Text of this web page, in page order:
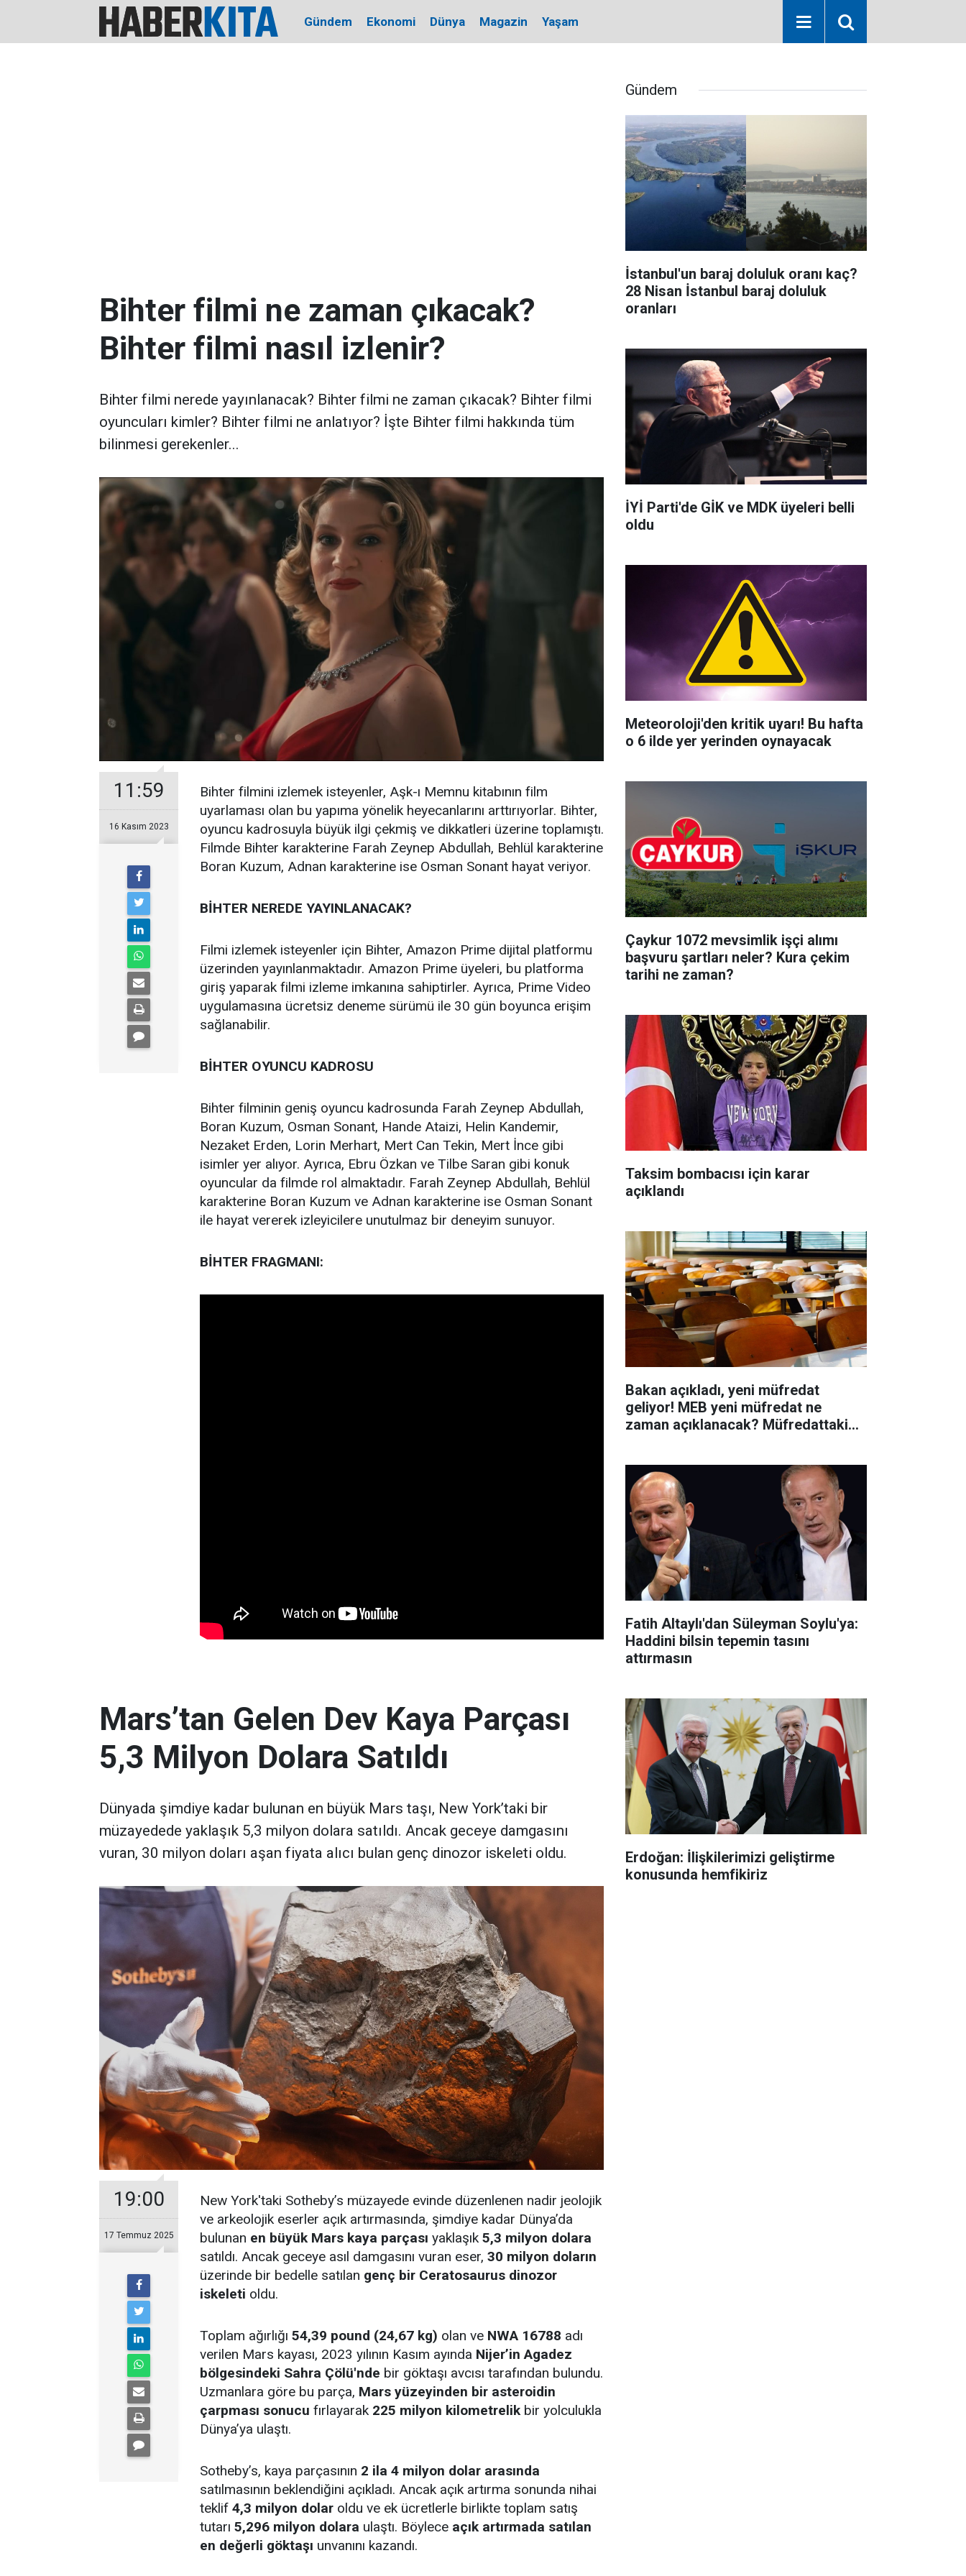
Gündem Ekonomi Dünya Magazin Yaşam
Bihter filmi ne zaman çıkacak?
Bihter filmi nasıl izlenir?
Bihter filmi nerede yayınlanacak? Bihter filmi ne zaman çıkacak? Bihter filmi
oyuncuları kimler? Bihter filmi ne anlatıyor? İşte Bihter filmi hakkında tüm
bilinmesi gerekenler...
11:59
16 Kasım 2023
Bihter filmini izlemek isteyenler, Aşk-ı Memnu kitabının film
uyarlaması olan bu yapıma yönelik heyecanlarını arttırıyorlar. Bihter,
oyuncu kadrosuyla büyük ilgi çekmiş ve dikkatleri üzerine toplamıştı.
Filmde Bihter karakterine Farah Zeynep Abdullah, Behlül karakterine
Boran Kuzum, Adnan karakterine ise Osman Sonant hayat veriyor.
BİHTER NEREDE YAYINLANACAK?
Filmi izlemek isteyenler için Bihter, Amazon Prime dijital platformu
üzerinden yayınlanmaktadır. Amazon Prime üyeleri, bu platforma
giriş yaparak filmi izleme imkanına sahiptirler. Ayrıca, Prime Video
uygulamasına ücretsiz deneme sürümü ile 30 gün boyunca erişim
sağlanabilir.
BİHTER OYUNCU KADROSU
Bihter filminin geniş oyuncu kadrosunda Farah Zeynep Abdullah,
Boran Kuzum, Osman Sonant, Hande Ataizi, Helin Kandemir,
Nezaket Erden, Lorin Merhart, Mert Can Tekin, Mert İnce gibi
isimler yer alıyor. Ayrıca, Ebru Özkan ve Tilbe Saran gibi konuk
oyuncular da filmde rol almaktadır. Farah Zeynep Abdullah, Behlül
karakterine Boran Kuzum ve Adnan karakterine ise Osman Sonant
ile hayat vererek izleyicilere unutulmaz bir deneyim sunuyor.
BİHTER FRAGMANI:
Mars’tan Gelen Dev Kaya Parçası
5,3 Milyon Dolara Satıldı
Dünyada şimdiye kadar bulunan en büyük Mars taşı, New York’taki bir
müzayedede yaklaşık 5,3 milyon dolara satıldı. Ancak geceye damgasını
vuran, 30 milyon doları aşan fiyata alıcı bulan genç dinozor iskeleti oldu.
19:00
17 Temmuz 2025
New York'taki Sotheby’s müzayede evinde düzenlenen nadir jeolojik
ve arkeolojik eserler açık artırmasında, şimdiye kadar Dünya’da
bulunan en büyük Mars kaya parçası yaklaşık 5,3 milyon dolara
satıldı. Ancak geceye asıl damgasını vuran eser, 30 milyon doların
üzerinde bir bedelle satılan genç bir Ceratosaurus dinozor
iskeleti oldu.
Toplam ağırlığı 54,39 pound (24,67 kg) olan ve NWA 16788 adı
verilen Mars kayası, 2023 yılının Kasım ayında Nijer’in Agadez
bölgesindeki Sahra Çölü'nde bir göktaşı avcısı tarafından bulundu.
Uzmanlara göre bu parça, Mars yüzeyinden bir asteroidin
çarpması sonucu fırlayarak 225 milyon kilometrelikbir yolculukla
Dünya’ya ulaştı.
Sotheby’s, kaya parçasının 2 ila 4 milyon dolar arasında
satılmasının beklendiğini açıkladı. Ancak açık artırma sonunda nihai
teklif 4,3 milyon dolar oldu ve ek ücretlerle birlikte toplam satış
tutarı 5,296 milyon dolara ulaştı. Böylece açık artırmada satılan
en değerli göktaşı unvanını kazandı.
Gündem
İstanbul'un baraj doluluk oranı kaç?
28 Nisan İstanbul baraj doluluk
oranları
İYİ Parti'de GİK ve MDK üyeleri belli
oldu
Meteoroloji'den kritik uyarı! Bu hafta
o 6 ilde yer yerinden oynayacak
Çaykur 1072 mevsimlik işçi alımı
başvuru şartları neler? Kura çekim
tarihi ne zaman?
Taksim bombacısı için karar
açıklandı
Bakan açıkladı, yeni müfredat
geliyor! MEB yeni müfredat ne
zaman açıklanacak? Müfredattaki
Fatih Altaylı'dan Süleyman Soylu'ya:
Haddini bilsin tepemin tasını
attırmasın
Erdoğan: İlişkilerimizi geliştirme
konusunda hemfikiriz